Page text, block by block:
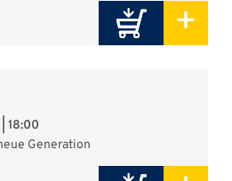
+
18:00
Generation